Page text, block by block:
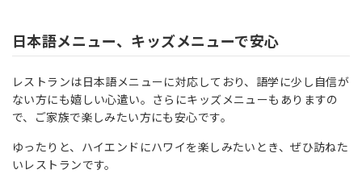
日本語メニュー、キッズメニューで安心
レストランは日本語メニューに対応しており、語学に少し自信が
ない方にも嬉しい心遣い。さらにキッズメニューもありますの
で、ご家族で楽しみたい方にも安心です。
ゆったりと、ハイエンドにハワイを楽しみたいとき、ぜひ訪ねた
いレストランです。